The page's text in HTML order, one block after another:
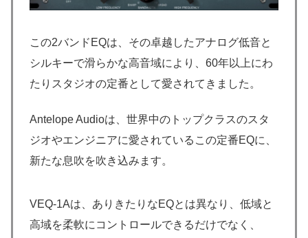
この2バンドEQは、その卓越したアナログ低音と
シルキーで滑らかな高音域により、60年以上にわ
たりスタジオの定番として愛されてきました。
Antelope Audioは、世界中のトップクラスのスタ
ジオやエンジニアに愛されているこの定番EQに、
新たな息吹を吹き込みます。
VEQ-1Aは、ありきたりなEQとは異なり、低域と
高域を柔軟にコントロールできるだけでなく、